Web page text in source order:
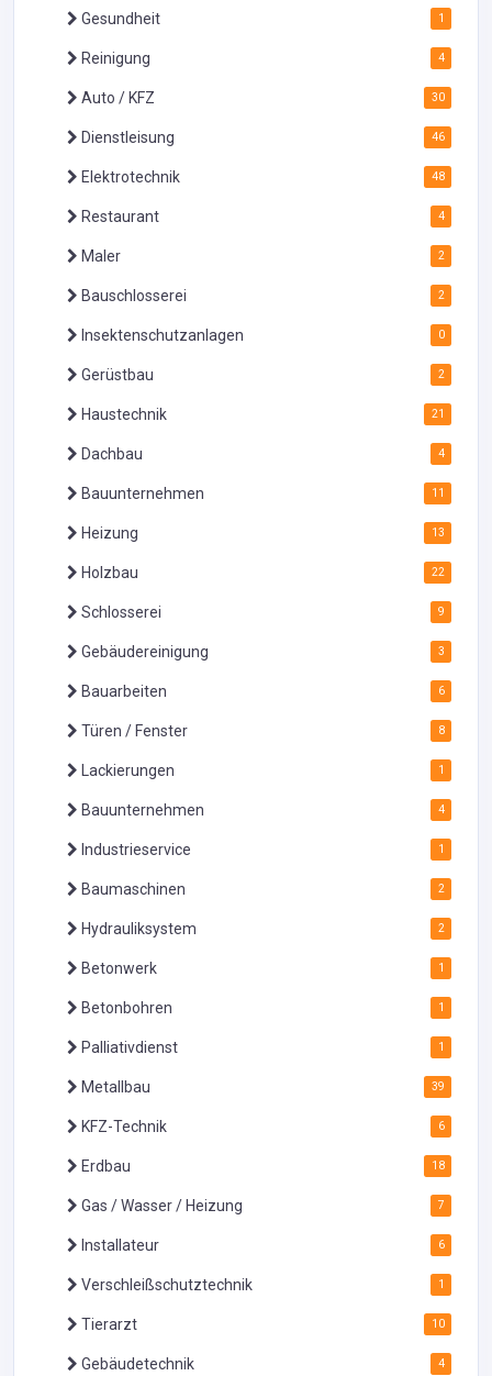
Gesundheit 1
Reinigung 4
Auto / KFZ 30
Dienstleisung 46
Elektrotechnik 48
Restaurant 4
Maler 2
Bauschlosserei 2
Insektenschutzanlagen 0
Gerüstbau 2
Haustechnik 21
Dachbau 4
Bauunternehmen 11
Heizung 13
Holzbau 22
Schlosserei 9
Gebäudereinigung 3
Bauarbeiten 6
Türen / Fenster 8
Lackierungen 1
Bauunternehmen 4
Industrieservice 1
Baumaschinen 2
Hydrauliksystem 2
Betonwerk 1
Betonbohren 1
Palliativdienst 1
Metallbau 39
KFZ-Technik 6
Erdbau 18
Gas / Wasser / Heizung 7
Installateur 6
Verschleißschutztechnik 1
Tierarzt 10
Gebäudetechnik 4